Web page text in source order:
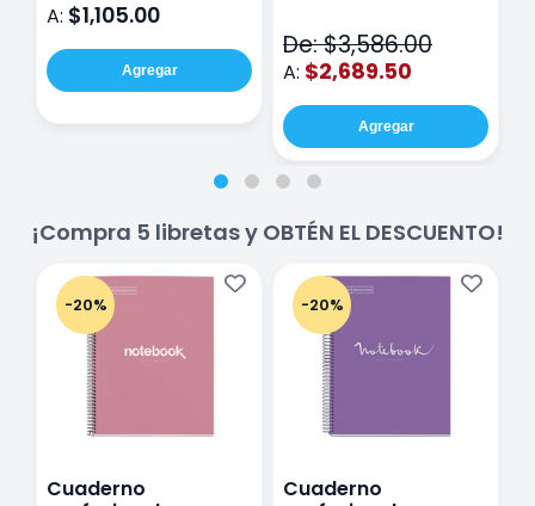
A: $1,105.00
Agregar
De: $3,586.00
A: $2,689.50
Agregar
¡Compra 5 libretas y OBTÉN EL DESCUENTO!
-20%
Cuaderno
-20%
Cuaderno